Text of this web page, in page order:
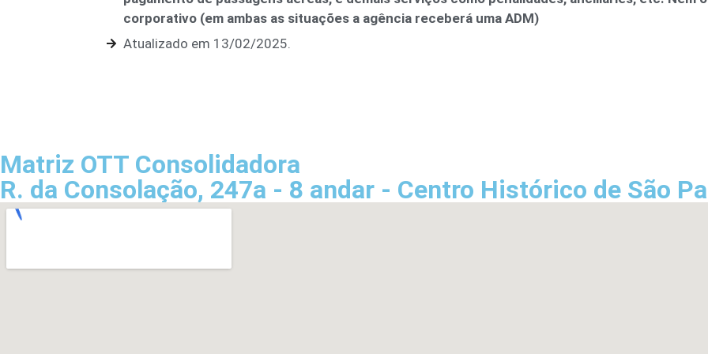
corporativo (em ambas as situações a agência receberá uma ADM)
Atualizado em 13/02/2025.
Matriz OTT Consolidadora
R. da Consolação, 247a - 8 andar - Centro Histórico de São